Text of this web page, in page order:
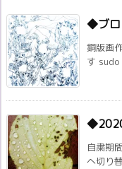
◆ブロ
銅版画
す sudo
自粛期
へ切り